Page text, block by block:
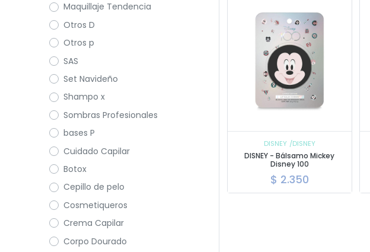
Maquillaje Tendencia
Otros D
Otros p
SAS
Set Navideño
Shampo x
Sombras Profesionales
bases P
Cuidado Capilar
Botox
Cepillo de pelo
Cosmetiqueros
Crema Capilar
Corpo Dourado
DISNEY /DISNEY
DISNEY - Bálsamo Mickey
Disney 100
$ 2.350